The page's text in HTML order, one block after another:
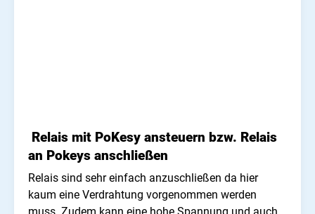
Relais mit PoKesy ansteuern bzw. Relais
an Pokeys anschließen
Relais sind sehr einfach anzuschließen da hier
kaum eine Verdrahtung vorgenommen werden